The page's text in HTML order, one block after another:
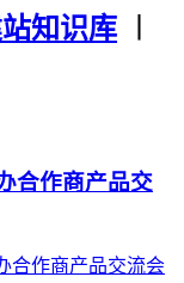
知识库
合作商产品交
合作商产品交流会